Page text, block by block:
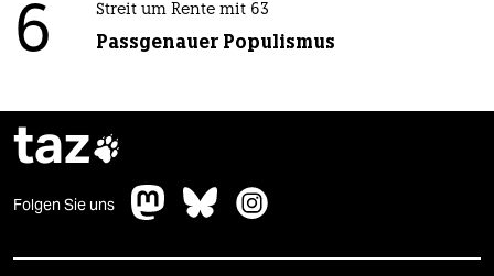
6 Streit um Rente mit 63
Passgenauer Populismus
taz
Folgen Sie uns